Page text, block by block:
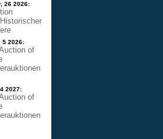
26 2026:
5 2026:
of
2027:
of